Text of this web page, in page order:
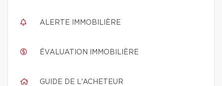
ALERTE IMMOBILIÈRE
ÉVALUATION IMMOBILIÈRE
GUIDE DE L'ACHETEUR